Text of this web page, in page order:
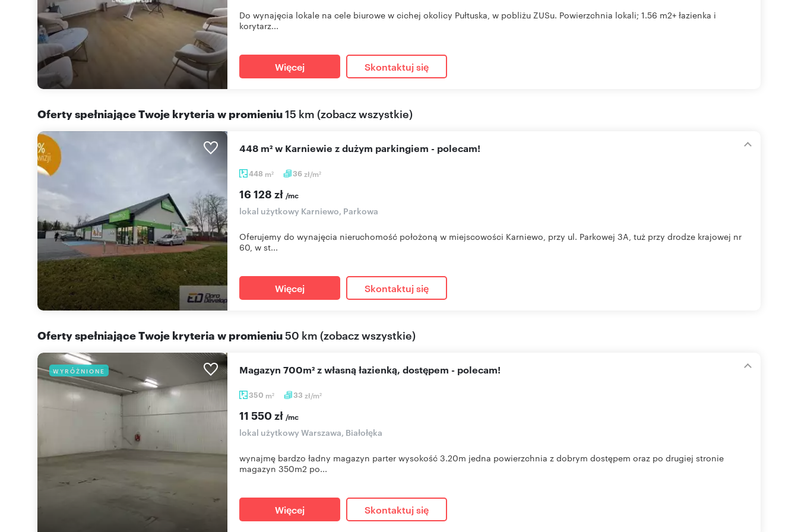
Do wynajęcia lokale na cele biurowe w cichej okolicy Pułtuska, w pobliżu ZUSu. Powierzchnia lokali; 1.56 m2+ łazienka i
korytarz...
Więcej Skontaktuj się
Oferty spełniające Twoje kryteria w promieniu15 km (zobacz wszystkie)
448 m2 36zł/m2
448 m² w Karniewie z dużym parkingiem - polecam!
16 128 zł /mc
lokal użytkowy Karniewo, Parkowa
Oferujemy do wynajęcia nieruchomość położoną w miejscowości Karniewo, przy ul. Parkowej 3A, tuż przy drodze krajowej nr
60, w st...
Więcej Skontaktuj się
Oferty spełniające Twoje kryteria w promieniu50 km (zobacz wszystkie)
WYRÓŻNIONE
350 m2 33 zł/m2
Magazyn 700m² z własną łazienką, dostępem - polecam!
11 550 zł /mc
lokal użytkowy Warszawa, Białołęka
wynajmę bardzo ładny magazyn parter wysokość 3.20m jedna powierzchnia z dobrym dostępem oraz po drugiej stronie
magazyn 350m2 po...
Więcej Skontaktuj się